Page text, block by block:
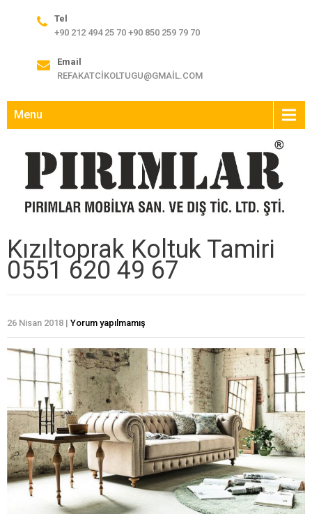
Tel
+90 212 494 25 70 +90 850 259 79 70
Email
REFAKATCIKOLTUGU@GMAIL.COM
Menu
Kızıltoprak Koltuk Tamiri
0551 620 49 67
26 Nisan 2018 | Yorum yapılmamış